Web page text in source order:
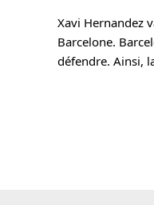
Xavi Hernandez
Barcelone.
défendre. Ainsi,